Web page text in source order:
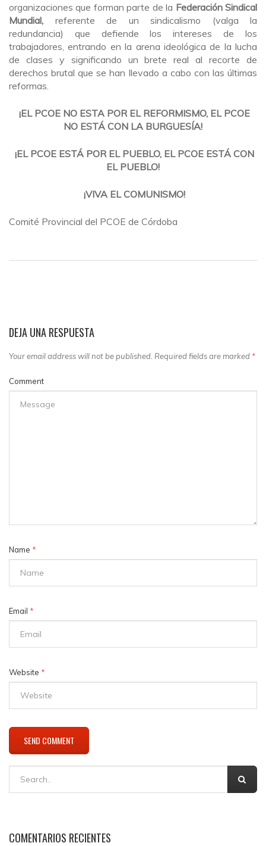
organizaciones que forman parte de la Federación Sindical
Mundial, referente de un sindicalismo (valga la
redundancia) que defiende los intereses de los
trabajadores, entrando en la arena ideológica de la lucha
de clases y significando un brete real al recorte de
derechos brutal que se han llevado a cabo con las últimas
reformas.
¡EL PCOE NO ESTA POR EL REFORMISMO, EL PCOE
NO ESTÁ CON LA BURGUESÍA!
¡EL PCOE ESTÁ POR EL PUEBLO, EL PCOE ESTÁ CON
EL PUEBLO!
¡VIVA EL COMUNISMO!
Comité Provincial del PCOE de Córdoba
DEJA UNA RESPUESTA
Your email address will not be published. Required fields are marked *
Comment
Name *
Email *
Website *
COMENTARIOS RECIENTES